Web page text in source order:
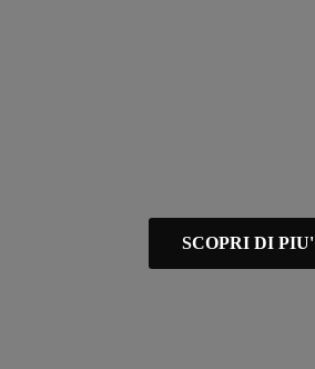
SCOPRI DI PIU'